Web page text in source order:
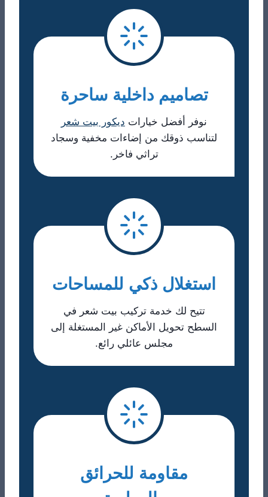
​تصاميم داخلية ساحرة
نوفر أفضل خيارات ديكور بيت شعر
لتناسب ذوقك من إضاءات مخفية وسجاد
تراثي فاخر.
​استغلال ذكي للمساحات
تتيح لك خدمة تركيب بيت شعر في
السطح تحويل الأماكن غير المستغلة إلى
مجلس عائلي رائع.
​مقاومة للحرائق